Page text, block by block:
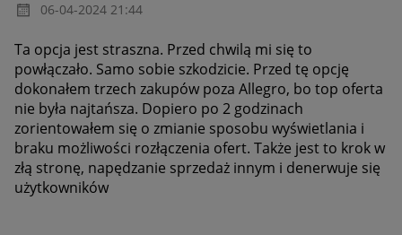
‎06-04-2024 21:44
Ta opcja jest straszna. Przed chwilą mi się to
powłączało. Samo sobie szkodzicie. Przed tę opcję
dokonałem trzech zakupów poza Allegro, bo top oferta
nie była najtańsza. Dopiero po 2 godzinach
zorientowałem się o zmianie sposobu wyświetlania i
braku możliwości rozłączenia ofert. Także jest to krok w
złą stronę, napędzanie sprzedaż innym i denerwuje się
użytkowników